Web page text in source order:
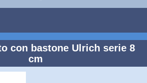
con bastone Ulrich serie 8
cm